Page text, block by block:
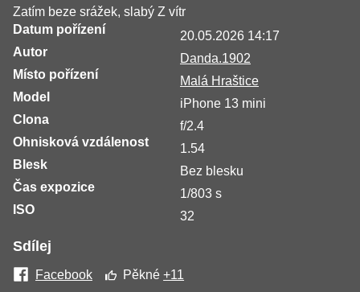
Zatím beze srážek, slabý Z vítr
Datum pořízení
20.05.2026 14:17
Autor
Danda.1902
Místo pořízení
Malá Hraštice
Model
iPhone 13 mini
Clona
f/2.4
Ohnisková vzdálenost
1.54
Blesk
Bez blesku
Čas expozice
1/803 s
ISO
32
Sdílej
Facebook Pěkné+11